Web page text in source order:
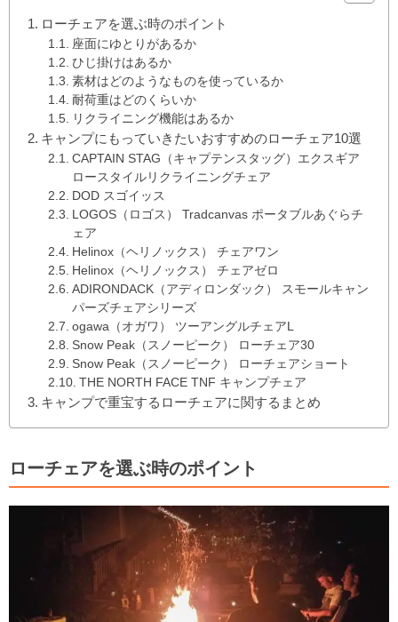
ローチェアを選ぶ時のポイント
座面にゆとりがあるか
ひじ掛けはあるか
素材はどのようなものを使っているか
耐荷重はどのくらいか
リクライニング機能はあるか
キャンプにもっていきたいおすすめのローチェア10選
CAPTAIN STAG（キャプテンスタッグ）エクスギア
ロースタイルリクライニングチェア
DOD スゴイッス
LOGOS（ロゴス） Tradcanvas ポータブルあぐらチ
ェア
Helinox（ヘリノックス） チェアワン
Helinox（ヘリノックス） チェアゼロ
ADIRONDACK（アディロンダック） スモールキャン
パーズチェアシリーズ
ogawa（オガワ） ツーアングルチェアL
Snow Peak（スノーピーク） ローチェア30
Snow Peak（スノーピーク） ローチェアショート
THE NORTH FACE TNF キャンプチェア
キャンプで重宝するローチェアに関するまとめ
ローチェアを選ぶ時のポイント